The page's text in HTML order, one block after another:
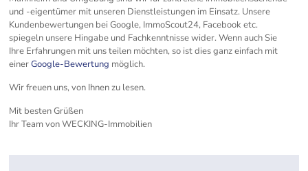
und -eigentümer mit unseren Dienstleistungen im Einsatz. Unsere
Kundenbewertungen bei Google, ImmoScout24, Facebook etc.
spiegeln unsere Hingabe und Fachkenntnisse wider. Wenn auch Sie
Ihre Erfahrungen mit uns teilen möchten, so ist dies ganz einfach mit
einerGoogle-Bewertung möglich.
Wir freuen uns, von Ihnen zu lesen.
Mit besten Grüßen
Ihr Team von WECKING-Immobilien